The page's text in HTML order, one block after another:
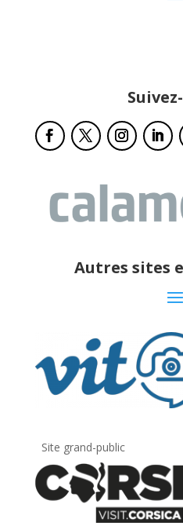
Autres sites
Site grand-public